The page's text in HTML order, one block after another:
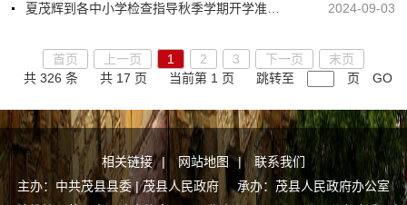
2024-09-03
首页 上一页 1 2 3 下一页
末页
共 326 条
共 17 页 当前第 1 页 跳转至 页 GO
相关链接 | 网站地图 |
联系我们
主办：中共茂县县委 | 茂县人民政府 承办：茂县人民政府办公室